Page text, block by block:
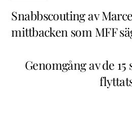
Snabbscouting av
mittbacken som MFF
Genomgång av de